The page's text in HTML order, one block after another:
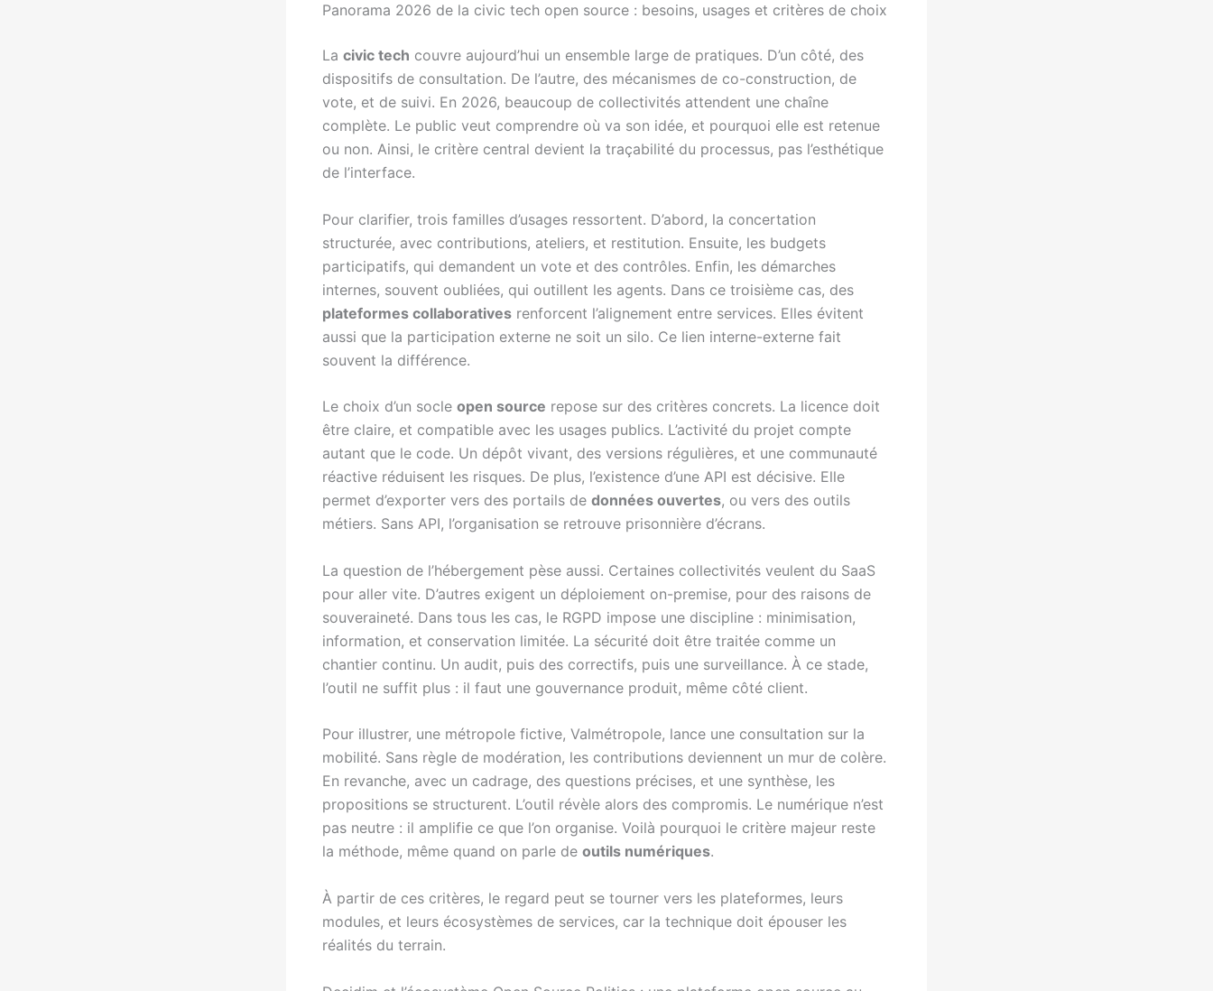
Panorama 2026 de la civic tech open source : besoins, usages et critères de choix
La civic tech couvre aujourd’hui un ensemble large de pratiques. D’un côté, des
dispositifs de consultation. De l’autre, des mécanismes de co-construction, de
vote, et de suivi. En 2026, beaucoup de collectivités attendent une chaîne
complète. Le public veut comprendre où va son idée, et pourquoi elle est retenue
ou non. Ainsi, le critère central devient la traçabilité du processus, pas l’esthétique
de l’interface.
Pour clarifier, trois familles d’usages ressortent. D’abord, la concertation
structurée, avec contributions, ateliers, et restitution. Ensuite, les budgets
participatifs, qui demandent un vote et des contrôles. Enfin, les démarches
internes, souvent oubliées, qui outillent les agents. Dans ce troisième cas, des
plateformes collaboratives renforcent l’alignement entre services. Elles évitent
aussi que la participation externe ne soit un silo. Ce lien interne-externe fait
souvent la différence.
Le choix d’un socle open source repose sur des critères concrets. La licence doit
être claire, et compatible avec les usages publics. L’activité du projet compte
autant que le code. Un dépôt vivant, des versions régulières, et une communauté
réactive réduisent les risques. De plus, l’existence d’une API est décisive. Elle
permet d’exporter vers des portails de données ouvertes, ou vers des outils
métiers. Sans API, l’organisation se retrouve prisonnière d’écrans.
La question de l’hébergement pèse aussi. Certaines collectivités veulent du SaaS
pour aller vite. D’autres exigent un déploiement on-premise, pour des raisons de
souveraineté. Dans tous les cas, le RGPD impose une discipline : minimisation,
information, et conservation limitée. La sécurité doit être traitée comme un
chantier continu. Un audit, puis des correctifs, puis une surveillance. À ce stade,
l’outil ne suffit plus : il faut une gouvernance produit, même côté client.
Pour illustrer, une métropole fictive, Valmétropole, lance une consultation sur la
mobilité. Sans règle de modération, les contributions deviennent un mur de colère.
En revanche, avec un cadrage, des questions précises, et une synthèse, les
propositions se structurent. L’outil révèle alors des compromis. Le numérique n’est
pas neutre : il amplifie ce que l’on organise. Voilà pourquoi le critère majeur reste
la méthode, même quand on parle de outils numériques.
À partir de ces critères, le regard peut se tourner vers les plateformes, leurs
modules, et leurs écosystèmes de services, car la technique doit épouser les
réalités du terrain.